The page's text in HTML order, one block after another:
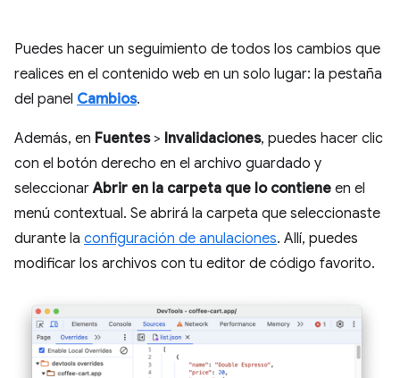
Puedes hacer un seguimiento de todos los cambios que
realices en el contenido web en un solo lugar: la pestaña
del panel Cambios.
Además, en Fuentes> Invalidaciones, puedes hacer clic
con el botón derecho en el archivo guardado y
seleccionarAbrir en la carpeta que lo contiene en el
menú contextual. Se abrirá la carpeta que seleccionaste
durante la configuración de anulaciones. Allí, puedes
modificar los archivos con tu editor de código favorito.